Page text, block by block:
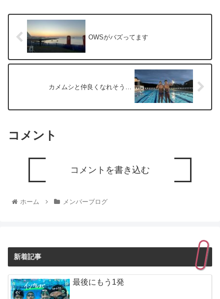
OWSがバズってます
カメムシと仲良くなれそう…
コメント
コメントを書き込む
ホーム メンバーブログ
新着記事
最後にもう1発